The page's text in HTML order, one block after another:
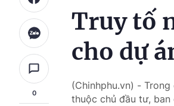
0
Truy tố
cho dự
(Chinhphu.vn) -
thuộc chủ đầu tư, ban